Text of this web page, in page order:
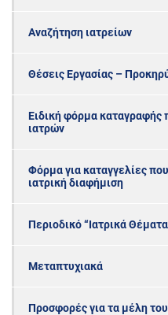
Αναζήτηση ιατρείων
Θέσεις Εργασίας –
Ειδική φόρμα καταγραφής
ιατρών
Φόρμα για καταγγελίες
ιατρική διαφήμιση
Περιοδικό “Ιατρικά
Μεταπτυχιακά
Προσφορές για τα μέλη